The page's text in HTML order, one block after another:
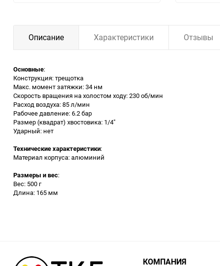
Измерительное
оборудование
Заточные станки (точила)
Дровоколы
Грузоподъемное
оборудование
Гидроаккумуляторы и
расширительные баки
Вытяжная вентиляция
Описание Характеристики Отзывы
Основные:
Конструкция: трещотка
Макс. момент затяжки: 34 нм
Скорость вращения на холостом ходу: 230 об/мин
Расход воздуха: 85 л/мин
Рабочее давление: 6.2 бар
Размер (квадрат) хвостовика: 1/4"
Ударный: нет
Технические характеристики:
Материал корпуса: алюминий
Размеры и вес:
Вес: 500 г
Длина: 165 мм
КОМПАНИЯ